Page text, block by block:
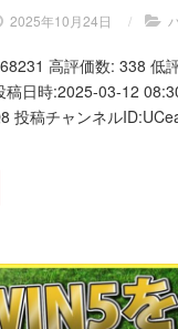
2025年10月24日 /
高評価数: 338 低
稿日時:2025-03-12
投稿チャンネル